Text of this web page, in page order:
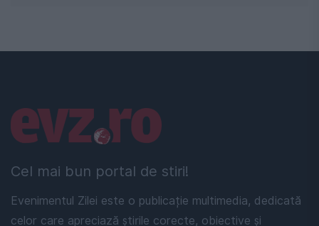
Cel mai bun portal de stiri!
Evenimentul Zilei este o publicație multimedia, dedicată
celor care apreciază știrile corecte, obiective și
Linkuri utile